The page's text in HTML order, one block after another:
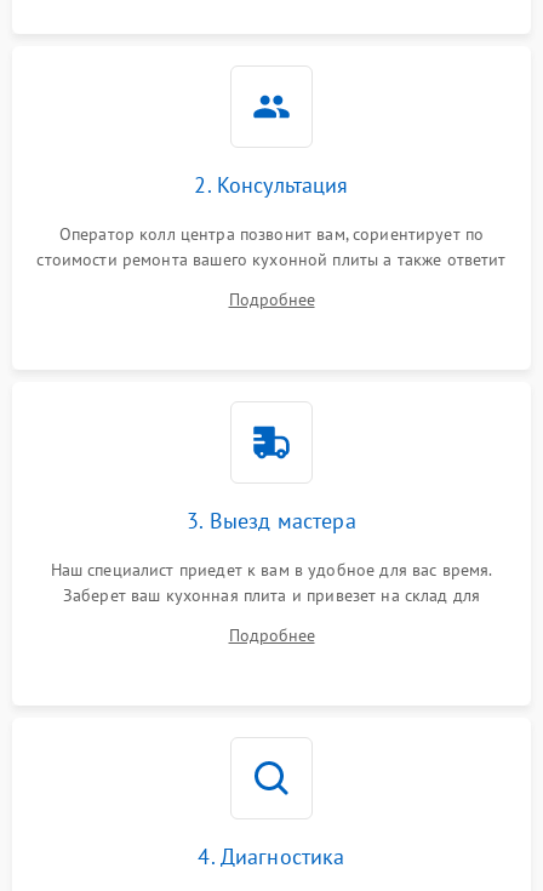
2. Консультация
Оператор колл центра позвонит вам, сориентирует по
стоимости ремонта вашего кухонной плиты а также ответит
Подробнее
3. Выезд мастера
Наш специалист приедет к вам в удобное для вас время.
Заберет ваш кухонная плита и привезет на склад для
Подробнее
4. Диагностика